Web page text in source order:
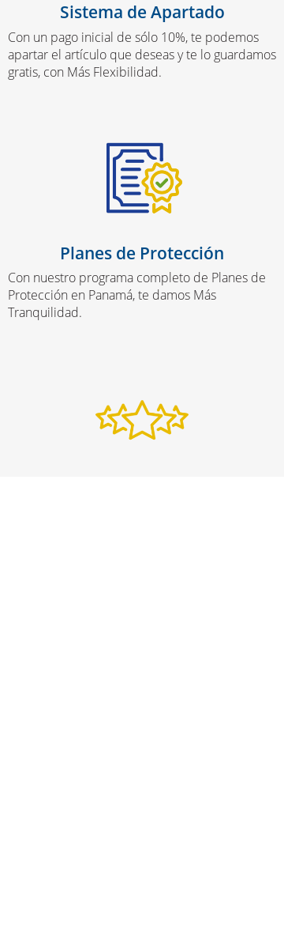
Sistema de Apartado
Con un pago inicial de sólo 10%, te podemos
apartar el artículo que deseas y te lo guardamos
gratis, con Más Flexibilidad.
Planes de Protección
Con nuestro programa completo de Planes de
Protección en Panamá, te damos Más
Tranquilidad.